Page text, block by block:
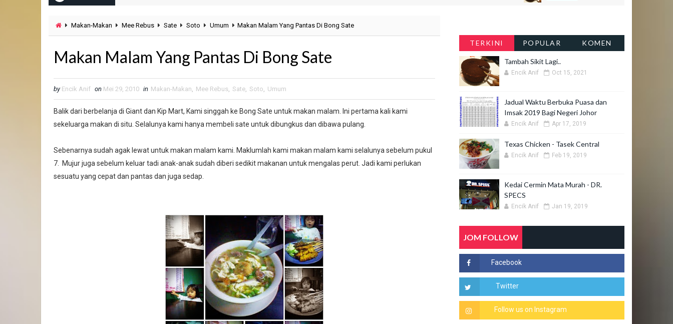
Makan-Makan Mee Rebus Sate Soto Umum Makan Malam Yang Pantas Di Bong Sate
Makan Malam Yang Pantas Di Bong Sate
by Encik Anif on Mei 29, 2010 in Makan-Makan, Mee Rebus, Sate, Soto, Umum
Balik dari berbelanja di Giant dan Kip Mart, Kami singgah ke Bong Sate untuk makan malam. Ini pertama kali kami
sekeluarga makan di situ. Selalunya kami hanya membeli sate untuk dibungkus dan dibawa pulang.
Sebenarnya sudah agak lewat untuk makan malam kami. Maklumlah kami makan malam kami selalunya sebelum pukul
7. Mujur juga sebelum keluar tadi anak-anak sudah diberi sedikit makanan untuk mengalas perut. Jadi kami perlukan
sesuatu yang cepat dan pantas dan juga sedap.
TERKINI POPULAR KOMEN
Tambah Sikit Lagi..
Encik Anif Oct 15, 2021
Jadual Waktu Berbuka Puasa dan
Imsak 2019 Bagi Negeri Johor
Encik Anif Apr 17, 2019
Texas Chicken - Tasek Central
Encik Anif Feb 19, 2019
Kedai Cermin Mata Murah - DR.
SPECS
Encik Anif Jan 19, 2019
JOM FOLLOW